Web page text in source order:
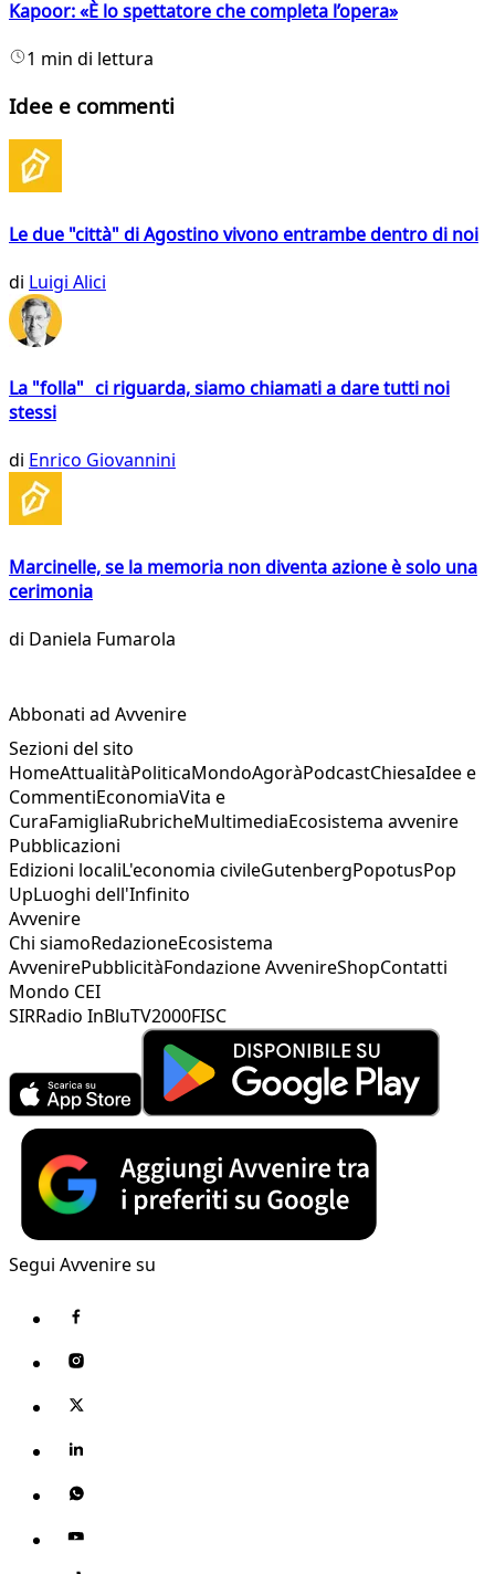
Kapoor: «È lo spettatore che completa l’opera»
1 min di lettura
Idee e commenti
Le due "città" di Agostino vivono entrambe dentro di noi
di Luigi Alici
La "folla" ci riguarda, siamo chiamati a dare tutti noi
stessi
di Enrico Giovannini
Marcinelle, se la memoria non diventa azione è solo una
cerimonia
di Daniela Fumarola
Abbonati ad Avvenire
Sezioni del sito
HomeAttualitàPoliticaMondoAgoràPodcastChiesaIdee e
CommentiEconomiaVita e
CuraFamigliaRubricheMultimediaEcosistema avvenire
Pubblicazioni
Edizioni localiL'economia civileGutenbergPopotusPop
UpLuoghi dell'Infinito
Avvenire
Chi siamoRedazioneEcosistema
AvvenirePubblicitàFondazione AvvenireShopContatti
Mondo CEI
SIRRadio InBluTV2000FISC
Segui Avvenire su